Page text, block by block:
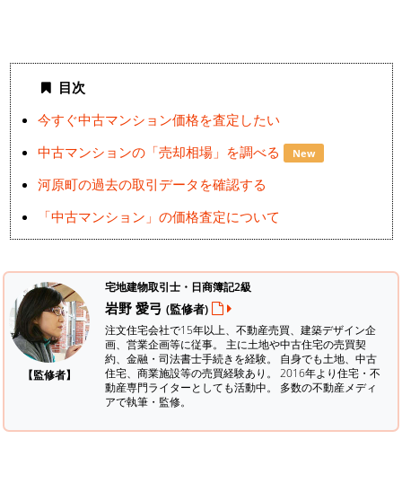
目次
今すぐ中古マンション価格を査定したい
中古マンションの「売却相場」を調べる
New
河原町の過去の取引データを確認する
「中古マンション」の価格査定について
【監修者】
宅地建物取引士・日商簿記2級
岩野 愛弓 (監修者)
注文住宅会社で15年以上、不動産売買、建築デザイン企
画、営業企画等に従事。 主に土地や中古住宅の売買契
約、金融・司法書士手続きを経験。 自身でも土地、中古
住宅、商業施設等の売買経験あり。 2016年より住宅・不
動産専門ライターとしても活動中。 多数の不動産メディ
アで執筆・監修。